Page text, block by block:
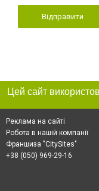
Відправити
Реклама на сайті
Робота в нашій компанії
Франшиза "CitySites"
+38 (050) 969-29-16